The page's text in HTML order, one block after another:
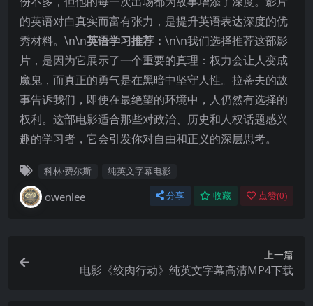
的英语对白真实而富有张力，是提升英语表达深度的优
秀材料。\n\n英语学习推荐： \n\n我们选择推荐这部影
片，是因为它展示了一个重要的真理：权力会让人变成
魔鬼，而真正的勇气是在黑暗中坚守人性。拉蒂夫的故
事告诉我们，即使在最绝望的环境中，人仍然有选择的
权利。这部电影适合那些对政治、历史和人权话题感兴
趣的学习者，它会引发你对自由和正义的深层思考。
科林·费尔斯 纯英文字幕电影
owenlee 分享 收藏 点赞(0)
上一篇
电影《绞肉行动》纯英文字幕高清MP4下载